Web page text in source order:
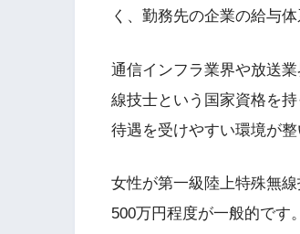
く、勤務先の企業の給与
通信インフラ業界や放送
線技士という国家資格を
待遇を受けやすい環境が整
女性が第一級陸上特殊無
500万円程度が一般的です